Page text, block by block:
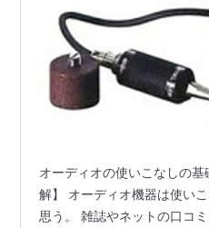
オーディオの使いこなしの
解】 オーディオ機器は使い
思う。 雑誌やネットの口コ